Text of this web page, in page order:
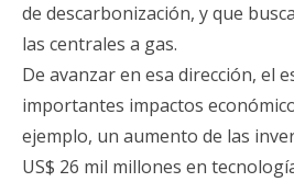
de descarbonización, y que
las centrales a gas.
De avanzar en esa dirección, el
importantes impactos
ejemplo, un aumento de las
US$ 26 mil millones en